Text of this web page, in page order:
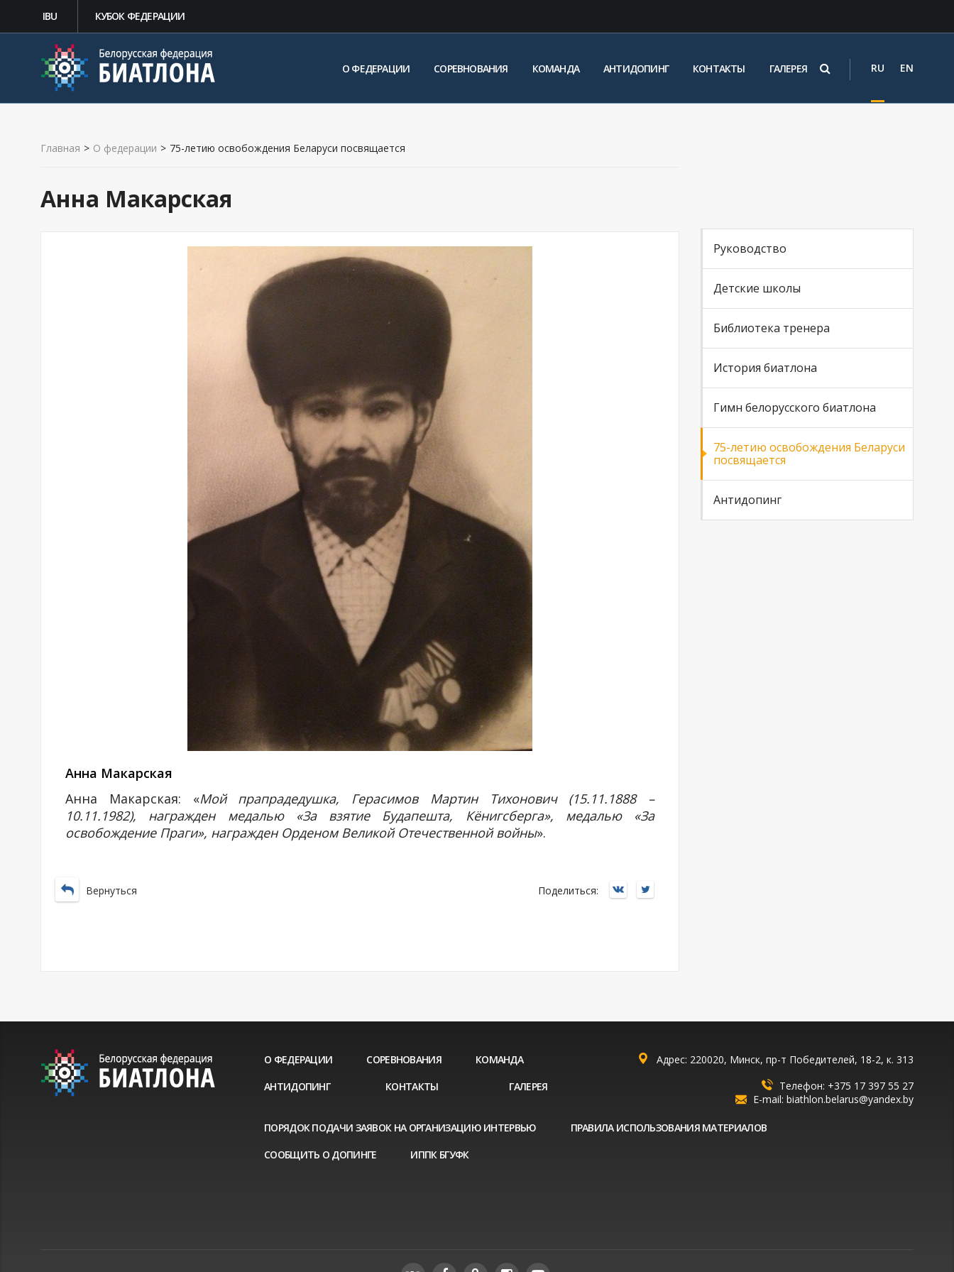
IBU КУБОК ФЕДЕРАЦИИ
О ФЕДЕРАЦИИ СОРЕВНОВАНИЯ КОМАНДА АНТИДОПИНГ КОНТАКТЫ ГАЛЕРЕЯ RU EN
Главная > О федерации > 75-летию освобождения Беларуси посвящается
Анна Макарская
Анна Макарская
Анна Макарская: «Мой прапрадедушка, Герасимов Мартин Тихонович (15.11.1888 –
10.11.1982), награжден медалью «За взятие Будапешта, Кёнигсберга», медалью «За
освобождение Праги», награжден Орденом Великой Отечественной войны».
Вернуться Поделиться:
Руководство
Детские школы
Библиотека тренера
История биатлона
Гимн белорусского биатлона
75-летию освобождения Беларуси
посвящается
Антидопинг
О ФЕДЕРАЦИИ СОРЕВНОВАНИЯ
КОМАНДА
АНТИДОПИНГ
КОНТАКТЫ ГАЛЕРЕЯ
Адрес: 220020, Минск, пр-т Победителей, 18-2, к. 313
Телефон: +375 17 397 55 27
E-mail: biathlon.belarus@yandex.by
ПОРЯДОК ПОДАЧИ ЗАЯВОК НА ОРГАНИЗАЦИЮ ИНТЕРВЬЮ
ПРАВИЛА ИСПОЛЬЗОВАНИЯ МАТЕРИАЛОВ
СООБЩИТЬ О ДОПИНГЕ
ИППК БГУФК